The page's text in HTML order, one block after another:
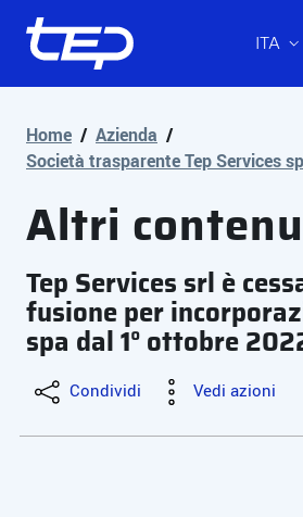
Tep - Trasporti pubblici ParmaITA
Home / Azienda /
Società trasparente Tep Services
Altri
Tep Services srl è
fusione per
spa dal 1° ottobre
Condividi Vedi azioni